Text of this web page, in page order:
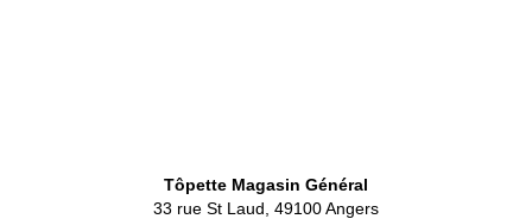
Tôpette Magasin Général
33 rue St Laud, 49100 Angers